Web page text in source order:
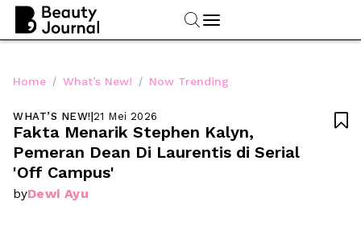
Home / What’s New! / Now Trending
WHAT’S NEW!|21 Mei 2026
Fakta Menarik Stephen Kalyn,
Pemeran Dean Di Laurentis di Serial
'Off Campus'
byDewi Ayu
